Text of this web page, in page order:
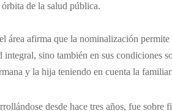
de la salud pública.
área afirma que la nominalización
integral, sino también en sus condiciones
y la hija teniendo en cuenta la
desde hace tres años, fue